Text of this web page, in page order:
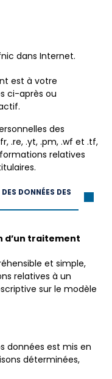
dans Internet.
est à votre
ci-après ou
des
.re, .yt, .pm, .wf et .tf,
relatives
DONNÉES DES
d’un traitement
et simple,
relatives à un
sur le modèle
données est mis en
déterminées,